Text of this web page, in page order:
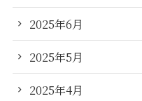
2025年6月
2025年5月
2025年4月